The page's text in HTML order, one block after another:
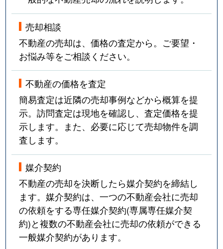
売却相談
不動産の売却は、価格の査定から。ご要望・
お悩み等をご相談ください。
不動産の価格を査定
簡易査定は近隣の売却事例などから概算を提
示。訪問査定は現地を確認し、査定価格を提
示します。また、必要に応じて売却物件を調
査します。
媒介契約
不動産の売却を決断したら媒介契約を締結し
ます。媒介契約は、一つの不動産会社に売却
の依頼をする専任媒介契約(専属専任媒介契
約)と複数の不動産会社に売却の依頼ができる
一般媒介契約があります。